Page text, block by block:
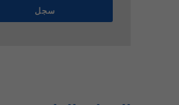
سجل